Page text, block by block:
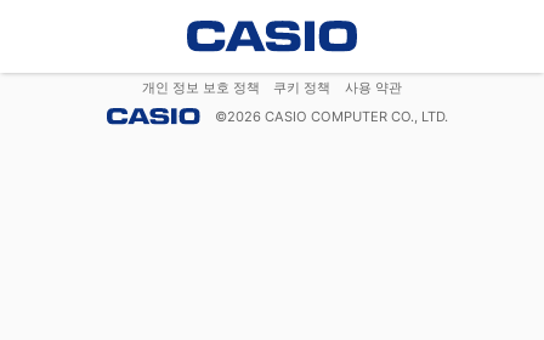
개인 정보 보호 정책 쿠키 정책
사용 약관
©2026 CASIO COMPUTER CO., LTD.